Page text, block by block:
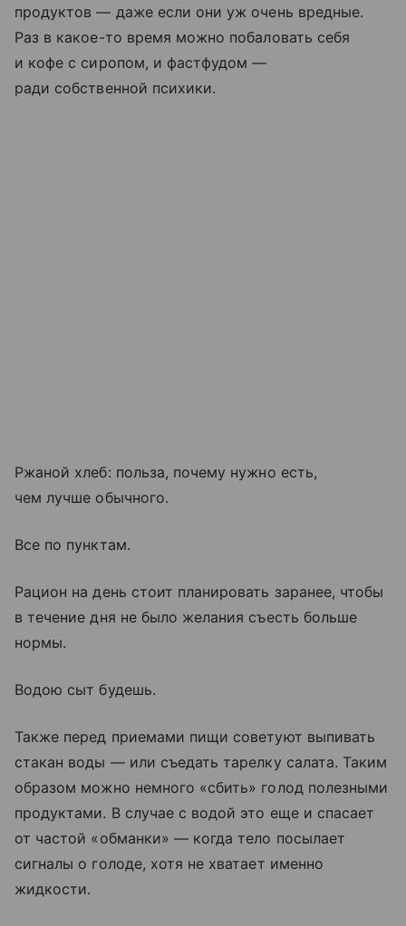
продуктов — даже если они уж очень вредные.
Раз в какое-то время можно побаловать себя
и кофе с сиропом, и фастфудом —
ради собственной психики.
Ржаной хлеб: польза, почему нужно есть,
чем лучше обычного.
Все по пунктам.
Рацион на день стоит планировать заранее, чтобы
в течение дня не было желания съесть больше
нормы.
Водою сыт будешь.
Также перед приемами пищи советуют выпивать
стакан воды — или съедать тарелку салата. Таким
образом можно немного «сбить» голод полезными
продуктами. В случае с водой это еще и спасает
от частой «обманки» — когда тело посылает
сигналы о голоде, хотя не хватает именно
жидкости.